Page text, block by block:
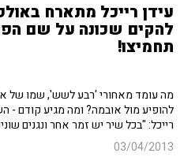
עידן רייכל מתארח
להקים שכונה על שם
תחמיצו!
מה עומד מאחורי 'רבע לשש', שמו של
להופיע מול אובמה? ומה מגיע קודם -
רייכל: "בכל שיר יש זמר אחר ונגנים
03/04/2013